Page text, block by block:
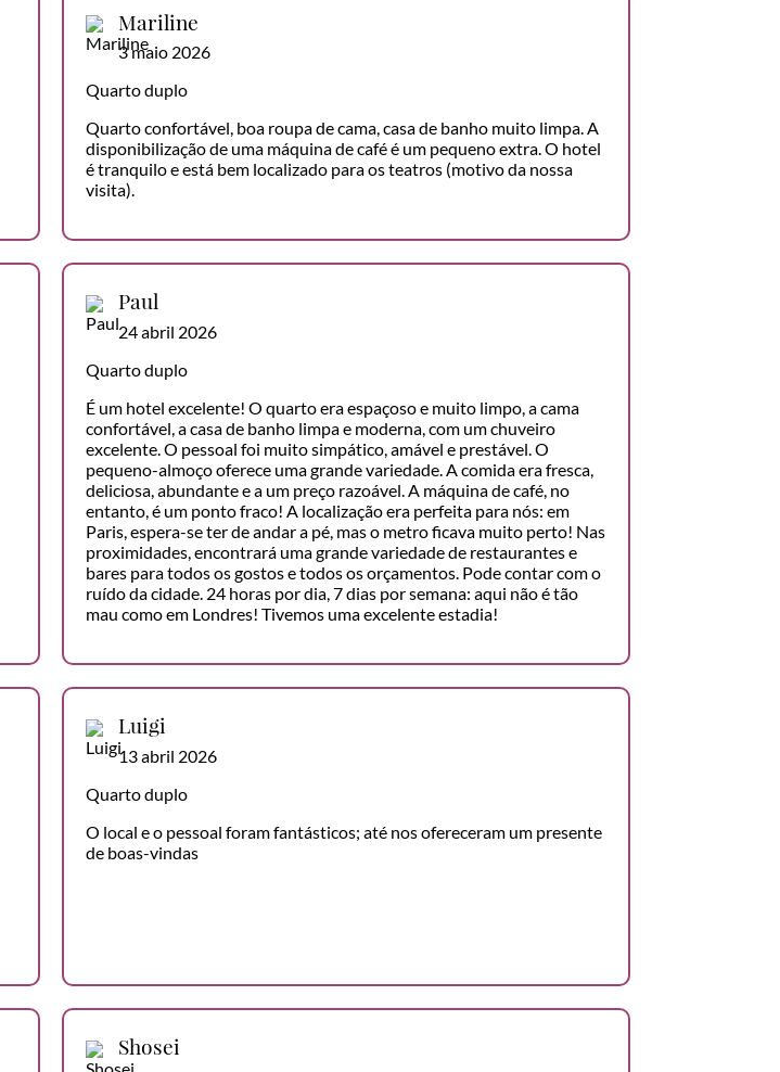
Mariline
3 maio 2026
Quarto duplo
Quarto confortável, boa roupa de cama, casa de banho muito limpa. A
disponibilização de uma máquina de café é um pequeno extra. O hotel
é tranquilo e está bem localizado para os teatros (motivo da nossa
visita).
Paul
24 abril 2026
Quarto duplo
É um hotel excelente! O quarto era espaçoso e muito limpo, a cama
confortável, a casa de banho limpa e moderna, com um chuveiro
excelente. O pessoal foi muito simpático, amável e prestável. O
pequeno-almoço oferece uma grande variedade. A comida era fresca,
deliciosa, abundante e a um preço razoável. A máquina de café, no
entanto, é um ponto fraco! A localização era perfeita para nós: em
Paris, espera-se ter de andar a pé, mas o metro ficava muito perto! Nas
proximidades, encontrará uma grande variedade de restaurantes e
bares para todos os gostos e todos os orçamentos. Pode contar com o
ruído da cidade. 24 horas por dia, 7 dias por semana: aqui não é tão
mau como em Londres! Tivemos uma excelente estadia!
Luigi
13 abril 2026
Quarto duplo
O local e o pessoal foram fantásticos; até nos ofereceram um presente
de boas-vindas
Shosei